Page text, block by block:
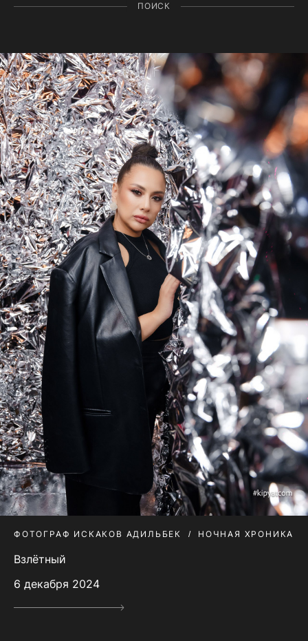
ПОИСК
ФОТОГРАФ ИСКАКОВ АДИЛЬБЕК НОЧНАЯ ХРОНИКА
Взлётный
6 декабря 2024